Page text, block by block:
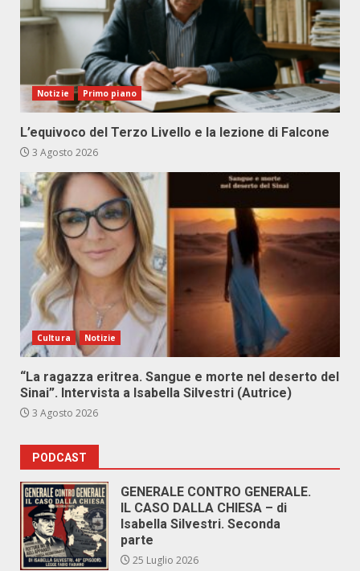
Notizie Primo piano
L’equivoco del Terzo Livello e la lezione di Falcone
3 Agosto 2026
Cultura Notizie
“La ragazza eritrea. Sangue e morte nel deserto del
Sinai”. Intervista a Isabella Silvestri (Autrice)
3 Agosto 2026
PODCAST
GENERALE CONTRO GENERALE.
IL CASO DALLA CHIESA – di
Isabella Silvestri. Seconda
parte
25 Luglio 2026